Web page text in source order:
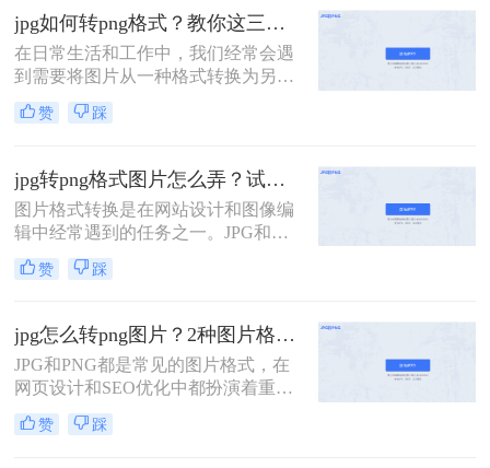
度，常用于网页和图标设计。有时，
您可能需要将JPG图片转换为PNG格
式，以满足特定的需求。那么jpg如何
转换为png呢？下面，我们将介绍几
种简单的方法来实现JPG到PNG的转
换。
jpg如何转png格式？教你这三种简单又实用的方法！
在日常生活和工作中，我们经常会遇
到需要将图片从一种格式转换为另一
种格式的情况。其中，将JPG格式转
换为PNG格式是比较常见的需求。
它们各有特点。JPG是一种有损压缩
格式，适合保存照片等色彩丰富的图
片；而PNG是一种无损压缩格式，支
持透明背景，适合保存需要高质量和
透明度的图片。那么jpg如何转png格
式呢？本文将为您介绍几种简单有效
片转换为PNG格式。
赞 踩
jpg转png格式图片怎么弄？试试这三个方法吧！
图片格式转换是在网站设计和图像编
辑中经常遇到的任务之一。JPG和
PNG是两种常见的图片格式，它们都
有各自的特点和用途。那么jpg转png
几种简便的方法来实现这一目标。
赞 踩
jpg怎么转png图片？2种图片格式转换的妙招分享！
JPG和PNG都是常见的图片格式，在
网页设计和SEO优化中都扮演着重要
的角色。然而，有时候我们需要将
JPG格式的图片转换为PNG格式，以
赞 踩